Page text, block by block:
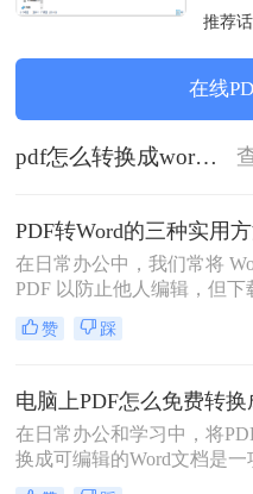
保文
一键
安全
【图
推荐话
在线
pdf怎么转换成word？【图文详解】
在日常办公中，我们常将
PDF 以防止他人编辑，但下
PDF 往往又需要修改内容，
得不将 PDF 再转回 Word。
错乱，要么工具捆绑广告，
受损。那么 PDF 如何改成
档？本文从 转换质量、操作
件安全、批量能力 四个维度
种主流方法，帮助您快速选
赞 踩
在日常办公和学习中，将
换成可编辑的Word文档是一
频的需求。PDF虽然版式固